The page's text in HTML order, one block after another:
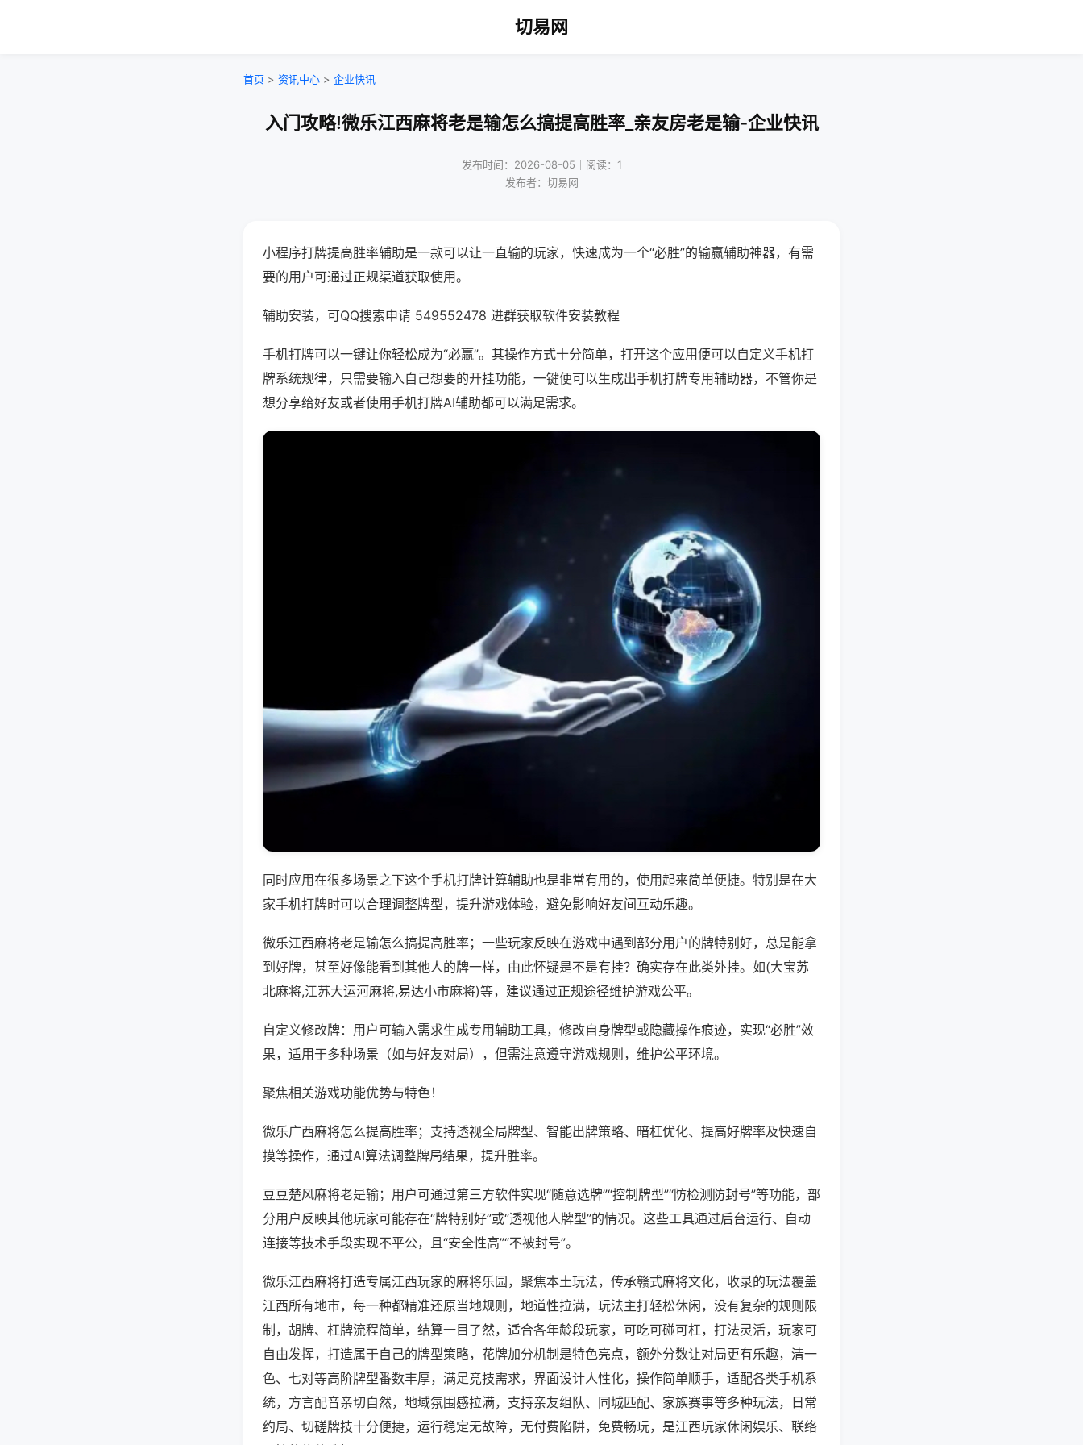
切易网
首页 > 资讯中心 > 企业快讯
入门攻略!微乐江西麻将老是输怎么搞提高胜率_亲友房老是输-企业快讯
发布时间：2026-08-05｜阅读：1
发布者：切易网
小程序打牌提高胜率辅助是一款可以让一直输的玩家，快速成为一个“必胜”的输赢辅助神器，有需
要的用户可通过正规渠道获取使用。
辅助安装，可QQ搜索申请 549552478 进群获取软件安装教程
手机打牌可以一键让你轻松成为“必赢”。其操作方式十分简单，打开这个应用便可以自定义手机打
牌系统规律，只需要输入自己想要的开挂功能，一键便可以生成出手机打牌专用辅助器，不管你是
想分享给好友或者使用手机打牌AI辅助都可以满足需求。
同时应用在很多场景之下这个手机打牌计算辅助也是非常有用的，使用起来简单便捷。特别是在大
家手机打牌时可以合理调整牌型，提升游戏体验，避免影响好友间互动乐趣。
微乐江西麻将老是输怎么搞提高胜率；一些玩家反映在游戏中遇到部分用户的牌特别好，总是能拿
到好牌，甚至好像能看到其他人的牌一样，由此怀疑是不是有挂？确实存在此类外挂。如(大宝苏
北麻将,江苏大运河麻将,易达小市麻将)等，建议通过正规途径维护游戏公平。
自定义修改牌：用户可输入需求生成专用辅助工具，修改自身牌型或隐藏操作痕迹，实现“必胜”效
果，适用于多种场景（如与好友对局），但需注意遵守游戏规则，维护公平环境。
聚焦相关游戏功能优势与特色！
微乐广西麻将怎么提高胜率；支持透视全局牌型、智能出牌策略、暗杠优化、提高好牌率及快速自
摸等操作，通过AI算法调整牌局结果，提升胜率。
豆豆楚风麻将老是输；用户可通过第三方软件实现“随意选牌”“控制牌型”“防检测防封号”等功能，部
分用户反映其他玩家可能存在“牌特别好”或“透视他人牌型”的情况。这些工具通过后台运行、自动
连接等技术手段实现不平公，且“安全性高”“不被封号”。
微乐江西麻将打造专属江西玩家的麻将乐园，聚焦本土玩法，传承赣式麻将文化，收录的玩法覆盖
江西所有地市，每一种都精准还原当地规则，地道性拉满，玩法主打轻松休闲，没有复杂的规则限
制，胡牌、杠牌流程简单，结算一目了然，适合各年龄段玩家，可吃可碰可杠，打法灵活，玩家可
自由发挥，打造属于自己的牌型策略，花牌加分机制是特色亮点，额外分数让对局更有乐趣，清一
色、七对等高阶牌型番数丰厚，满足竞技需求，界面设计人性化，操作简单顺手，适配各类手机系
统，方言配音亲切自然，地域氛围感拉满，支持亲友组队、同城匹配、家族赛事等多种玩法，日常
约局、切磋牌技十分便捷，运行稳定无故障，无付费陷阱，免费畅玩，是江西玩家休闲娱乐、联络